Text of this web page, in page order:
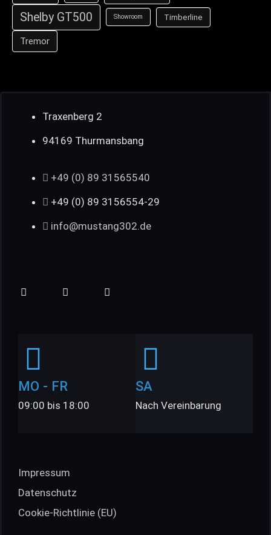
Shelby GT500 Showroom Timberline
Tremor
Traxenberg 2
94169 Thurmansbang
+49 (0) 89 31565540
+49 (0) 89 3156554-29
info@mustang302.de
MO - FR
09:00 bis 18:00
SA
Nach Vereinbarung
Impressum
Datenschutz
Cookie-Richtlinie (EU)